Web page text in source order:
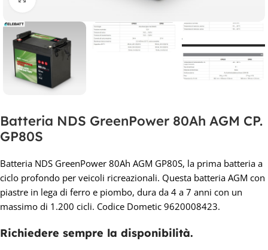
Batteria NDS GreenPower 80Ah AGM CP.
GP80S
Batteria NDS GreenPower 80Ah AGM GP80S, la prima batteria a
ciclo profondo per veicoli ricreazionali. Questa batteria AGM con
piastre in lega di ferro e piombo, dura da 4 a 7 anni con un
massimo di 1.200 cicli. Codice Dometic 9620008423.
Richiedere sempre la disponibilità.